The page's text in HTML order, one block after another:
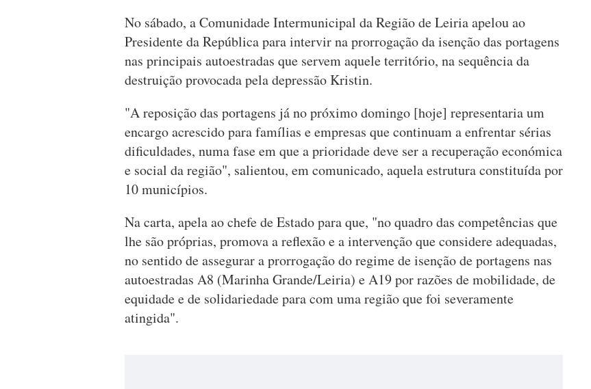
No sábado, a Comunidade Intermunicipal da Região de Leiria apelou ao
Presidente da República para intervir na prorrogação da isenção das portagens
nas principais autoestradas que servem aquele território, na sequência da
destruição provocada pela depressão Kristin.
"A reposição das portagens já no próximo domingo [hoje] representaria um
encargo acrescido para famílias e empresas que continuam a enfrentar sérias
dificuldades, numa fase em que a prioridade deve ser a recuperação económica
e social da região", salientou, em comunicado, aquela estrutura constituída por
10 municípios.
Na carta, apela ao chefe de Estado para que, "no quadro das competências que
lhe são próprias, promova a reflexão e a intervenção que considere adequadas,
no sentido de assegurar a prorrogação do regime de isenção de portagens nas
autoestradas A8 (Marinha Grande/Leiria) e A19 por razões de mobilidade, de
equidade e de solidariedade para com uma região que foi severamente
atingida".